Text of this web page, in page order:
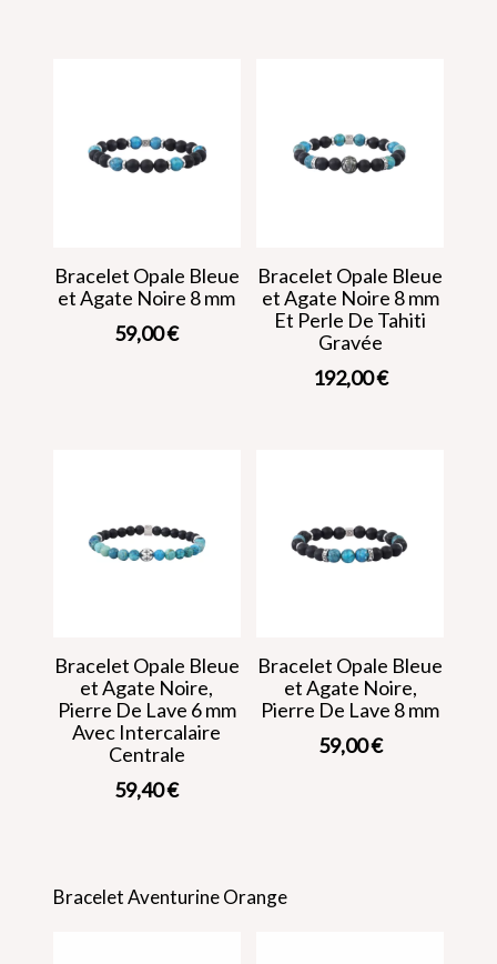
Bracelet Opale Bleue
et Agate Noire 8 mm
59,00€
Bracelet Opale Bleue
et Agate Noire 8 mm
Et Perle De Tahiti
Gravée
192,00€
Bracelet Opale Bleue
et Agate Noire,
Pierre De Lave 6 mm
Avec Intercalaire
Centrale
59,40€
Bracelet Opale Bleue
et Agate Noire,
Pierre De Lave 8 mm
59,00€
Bracelet Aventurine Orange